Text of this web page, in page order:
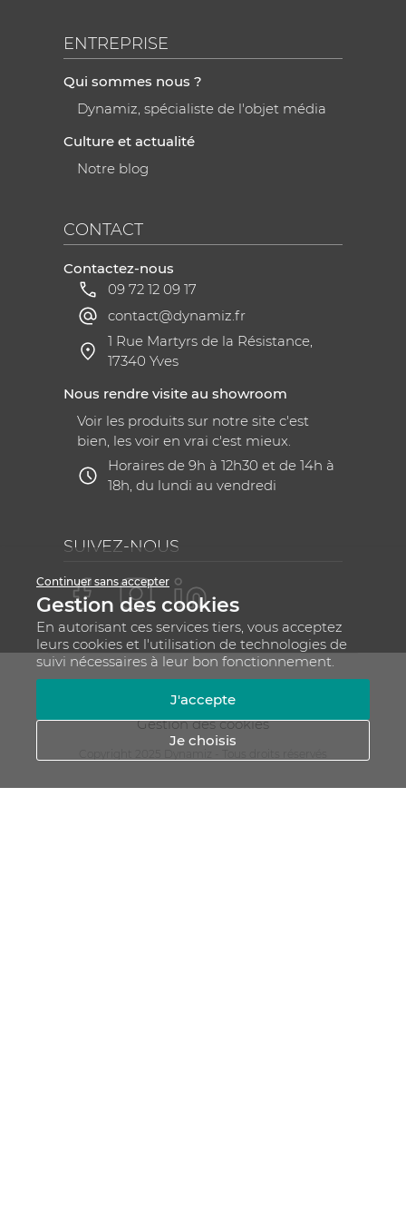
Ils sont parfaits pour une communication
une image de marque à la pointe de la modernité.
ENTREPRISE
Qui sommes nous ?
Dynamiz, spécialiste de l'objet média
Culture et actualité
Notre blog
CONTACT
Contactez-nous
09 72 12 09 17
contact@dynamiz.fr
1 Rue Martyrs de la Résistance,
17340 Yves
Nous rendre visite au showroom
Voir les produits sur notre site c'est
bien, les voir en vrai c'est mieux.
Horaires de 9h à 12h30 et de 14h à
18h, du lundi au vendredi
SUIVEZ-NOUS
RGPD - Gestion de vos données personnelles
Gestion des cookies
Continuer sans accepter
Gestion des cookies
En autorisant ces services tiers, vous acceptez
leurs cookies et l'utilisation de technologies de
suivi nécessaires à leur bon fonctionnement.
Je choisis
J'accepte